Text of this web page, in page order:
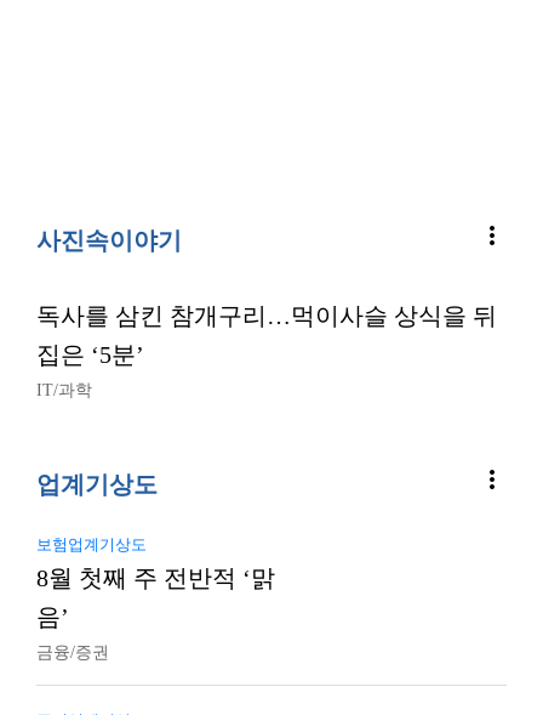
사진속이야기 more_vert
독사를 삼킨 참개구리…먹이사슬 상식을 뒤
집은 ‘5분’
IT/과학
업계기상도 more_vert
보험업계기상도
8월 첫째 주 전반적 ‘맑
음’
금융/증권